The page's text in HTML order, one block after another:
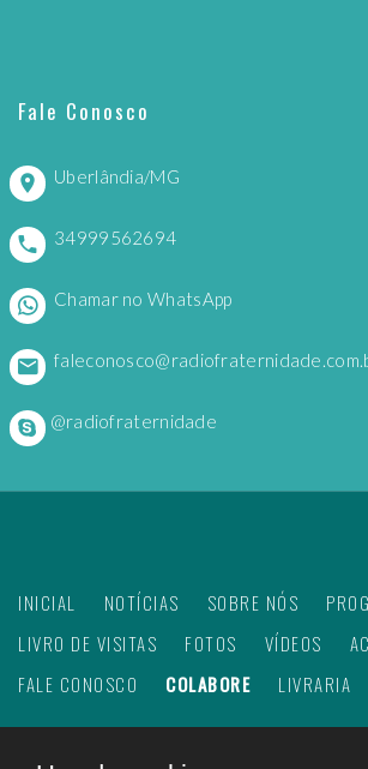
Fale Conosco
Uberlândia/MG
34999562694
Chamar no WhatsApp
@radiofraternidade
INICIAL NOTÍCIAS SOBRE NÓS
LIVRO DE VISITAS
FOTOS VÍDEOS
FALE CONOSCO
COLABORE LIVRARIA